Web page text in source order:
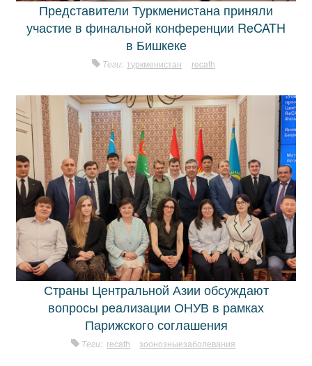
Представители Туркменистана приняли
участие в финальной конференции ReCATH
в Бишкеке
Теги: туркменистан recath
Страны Центральной Азии обсуждают
вопросы реализации ОНУВ в рамках
Парижского соглашения
Теги: recath зоонозныезаболевания